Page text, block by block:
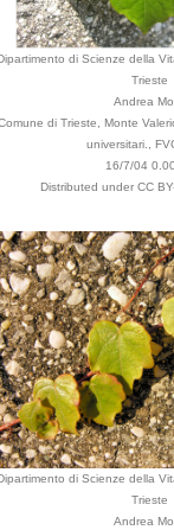
di Scienze della
Trieste
Andrea
di Trieste, Monte
universitari.,
16/7/04
Distributed under CC
di Scienze della
Trieste
Andrea